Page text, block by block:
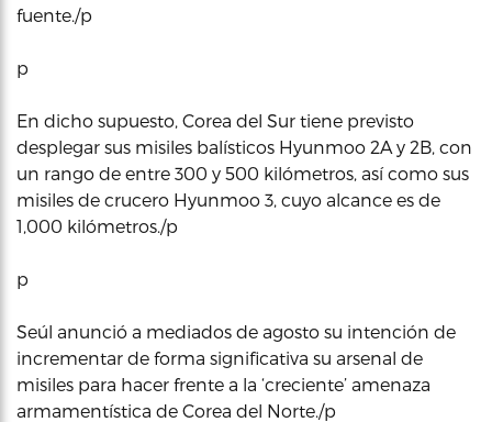
fuente./p
p
En dicho supuesto, Corea del Sur tiene previsto
desplegar sus misiles balísticos Hyunmoo 2A y 2B, con
un rango de entre 300 y 500 kilómetros, así como sus
misiles de crucero Hyunmoo 3, cuyo alcance es de
1,000 kilómetros./p
p
Seúl anunció a mediados de agosto su intención de
incrementar de forma significativa su arsenal de
misiles para hacer frente a la ‘creciente’ amenaza
armamentística de Corea del Norte./p